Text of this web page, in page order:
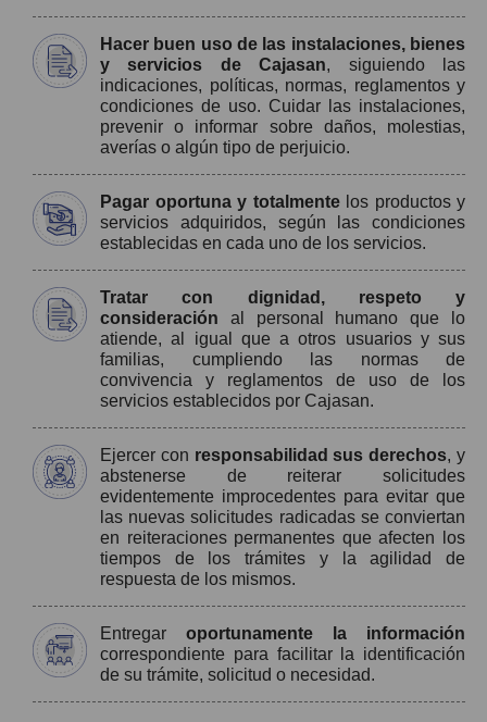
Hacer buen uso de las instalaciones, bienes
y servicios de Cajasan, siguiendo las
indicaciones, políticas, normas, reglamentos y
condiciones de uso. Cuidar las instalaciones,
prevenir o informar sobre daños, molestias,
averías o algún tipo de perjuicio.
Pagar oportuna y totalmentelos productos y
servicios adquiridos, según las condiciones
establecidas en cada uno de los servicios.
Tratar con dignidad, respeto y
consideración al personal humano que lo
atiende, al igual que a otros usuarios y sus
familias, cumpliendo las normas de
convivencia y reglamentos de uso de los
servicios establecidos por Cajasan.
Ejercer con responsabilidad sus derechos, y
abstenerse de reiterar solicitudes
evidentemente improcedentes para evitar que
las nuevas solicitudes radicadas se conviertan
en reiteraciones permanentes que afecten los
tiempos de los trámites y la agilidad de
respuesta de los mismos.
Entregar oportunamente la información
correspondiente para facilitar la identificación
de su trámite, solicitud o necesidad.